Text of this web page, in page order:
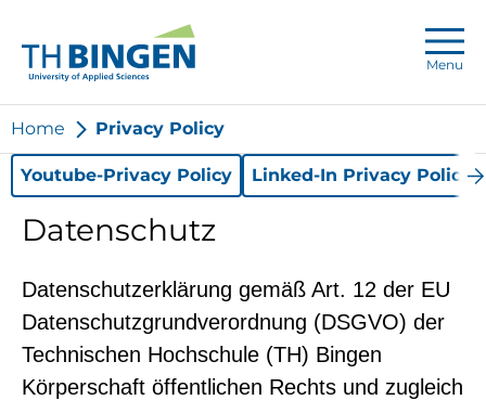
Menu
Home Privacy Policy
Youtube-Privacy Policy Linked-In Privacy Policy
Datenschutz
Datenschutzerklärung gemäß Art. 12 der EU
Datenschutzgrundverordnung (DSGVO) der
Technischen Hochschule (TH) Bingen
Körperschaft öffentlichen Rechts und zugleich